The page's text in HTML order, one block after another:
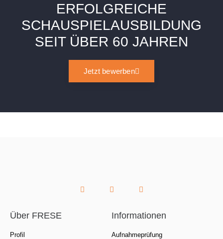
ERFOLGREICHE
SCHAUSPIELAUSBILDUNG
SEIT ÜBER 60 JAHREN
Jetzt bewerben
Über FRESE
Profil
Informationen
Aufnahmeprüfung